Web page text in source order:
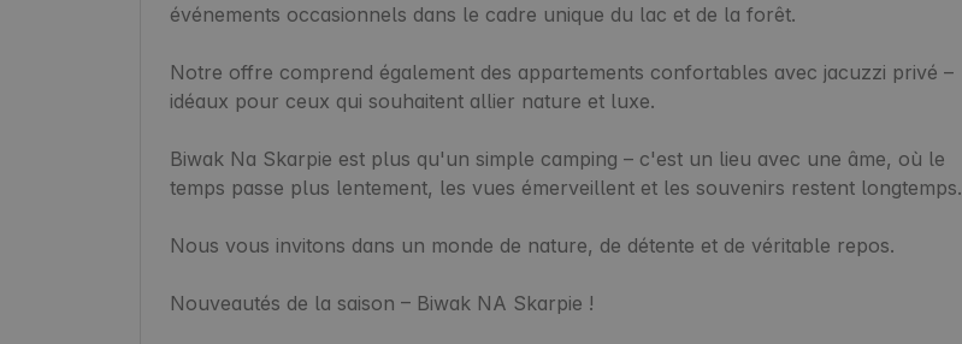
événements occasionnels dans le cadre unique du lac et de la forêt.
Notre offre comprend également des appartements confortables avec jacuzzi privé –
idéaux pour ceux qui souhaitent allier nature et luxe.
Biwak Na Skarpie est plus qu'un simple camping – c'est un lieu avec une âme, où le
temps passe plus lentement, les vues émerveillent et les souvenirs restent longtemps.
Nous vous invitons dans un monde de nature, de détente et de véritable repos.
Nouveautés de la saison – Biwak NA Skarpie !